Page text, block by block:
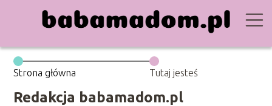
Strona główna Tutaj jesteś
Redakcja babamadom.pl